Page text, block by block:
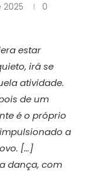
2025
0
estar
irá se
atividade.
de um
é o próprio
a
[…]
dança, com